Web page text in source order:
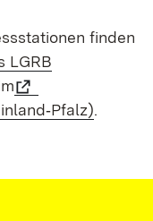
finden
LGRB
.